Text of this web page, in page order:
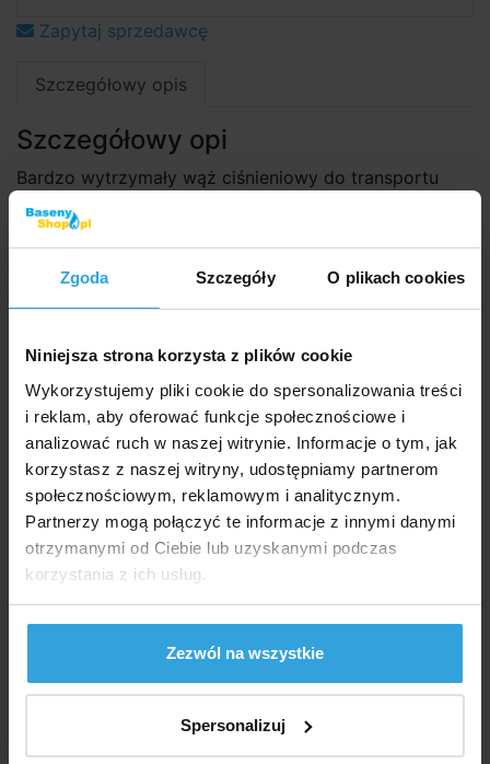
Zgoda Szczegóły O plikach cookies
Niniejsza strona korzysta z plików cookie
Wykorzystujemy pliki cookie do spersonalizowania treści
i reklam, aby oferować funkcje społecznościowe i
analizować ruch w naszej witrynie. Informacje o tym, jak
korzystasz z naszej witryny, udostępniamy partnerom
społecznościowym, reklamowym i analitycznym.
Partnerzy mogą połączyć te informacje z innymi danymi
otrzymanymi od Ciebie lub uzyskanymi podczas
korzystania z ich usług.
Zezwól na wszystkie
Spersonalizuj
Zapytaj sprzedawcę
Szczegółowy opis
Szczegółowy opi
Bardzo wytrzymały wąż ciśnieniowy do transportu
cieczy o temperaturze do + 70°C. Nadaje się np. Do
podłączenia kolektorów słonecznych itp. Cena to 1bm
Zalecane akcesoria (1)
Zacisk węża 32 - 50mm
W Magazynie > 50 szt
w środę u was
5,09 zł
do koszyka